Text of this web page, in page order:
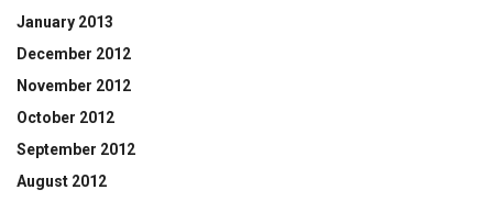
January 2013
December 2012
November 2012
October 2012
September 2012
August 2012